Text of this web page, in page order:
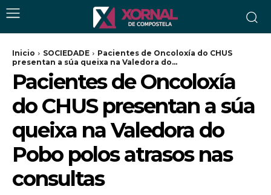
Inicio SOCIEDADE
Pacientes de Oncoloxía do CHUS
presentan a súa queixa na Valedora do...
Pacientes de Oncoloxía
do CHUS presentan a súa
queixa na Valedora do
Pobo polos atrasos nas
consultas